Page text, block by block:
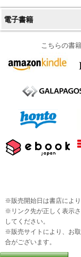
電子書籍
こちらの書
※販売開始日は書店により
※リンク先が正しく表示
してください。
※販売サイトにより、お
合がございます。